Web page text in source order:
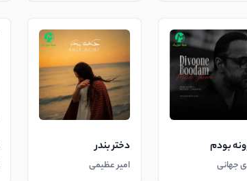
بودم
جهانی
دختر بندر
امیر عظیمی